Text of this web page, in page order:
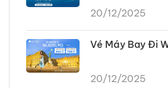
20/12/2025
Vé Máy Bay Đi
20/12/2025